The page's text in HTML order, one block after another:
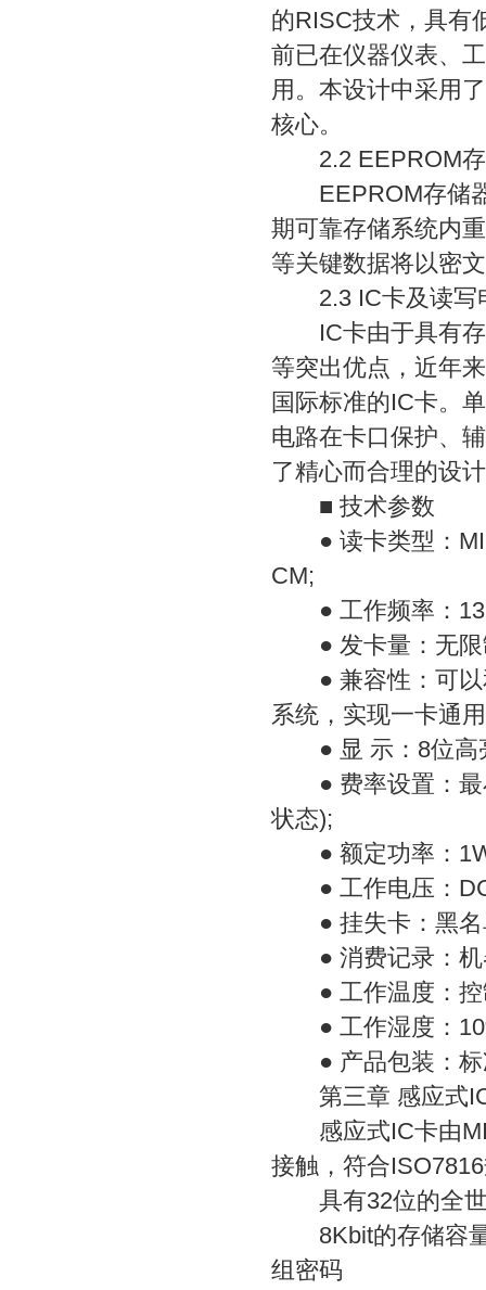
的RISC技术，具有
前已在仪器仪表、
用。本设计中采用
核心。
2.2 EEPROM存
EEPROM存储器
期可靠存储系统内
等关键数据将以密
2.3 IC卡及读写
IC卡由于具有存
等突出优点，近年
国际标准的IC卡。
电路在卡口保护、
了精心而合理的设
■ 技术参数
● 读卡类型：
CM;
● 工作频率：
● 发卡量：无限
● 兼容性：可以
系统，实现一卡通
● 显 示：8位高
● 费率设置：最
状态);
● 额定功率：
● 工作电压：
● 挂失卡：黑名
● 消费记录：机
● 工作温度：控
● 工作湿度：
● 产品包装：标
第三章 感应式
感应式IC卡由
接触，符合
具有32位的全世
8Kbit的存储容量
组密码